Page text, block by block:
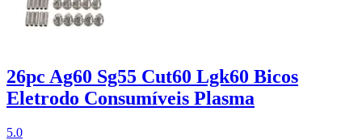
26pc Ag60 Sg55 Cut60 Lgk60 Bicos
Eletrodo Consumíveis Plasma
5.0